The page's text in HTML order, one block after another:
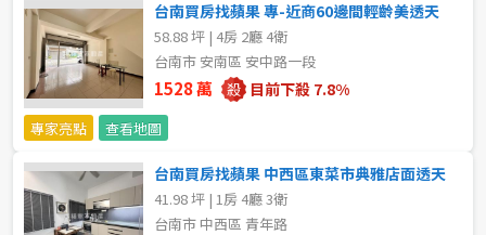
宜蘭縣
桃園市
新竹市
苗栗縣
類型(可複選)
不拘 公寓 電梯大樓
別墅 透天厝
農舍 辦公 店面
台南買房找蘋果 專-近商60邊間輕齡美透天
58.88 坪 | 4房 2廳 4衛
台南市 安南區 安中路一段
1528 萬 目前下殺 7.8%
專家亮點 查看地圖
台南買房找蘋果 中西區東菜市典雅店面透天
41.98 坪 | 1房 4廳 3衛
台南市 中西區 青年路